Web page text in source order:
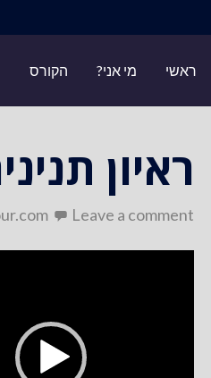
ראשי מי אני? הקורס
ראיון
Leave a comment